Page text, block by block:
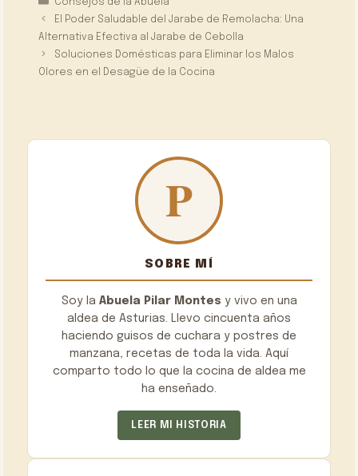
El Poder Saludable del Jarabe de Remolacha: Una
Alternativa Efectiva al Jarabe de Cebolla
Soluciones Domésticas para Eliminar los Malos
Olores en el Desagüe de la Cocina
SOBRE MÍ
Soy la Abuela Pilar Montes y vivo en una
aldea de Asturias. Llevo cincuenta años
haciendo guisos de cuchara y postres de
manzana, recetas de toda la vida. Aquí
comparto todo lo que la cocina de aldea me
ha enseñado.
LEER MI HISTORIA